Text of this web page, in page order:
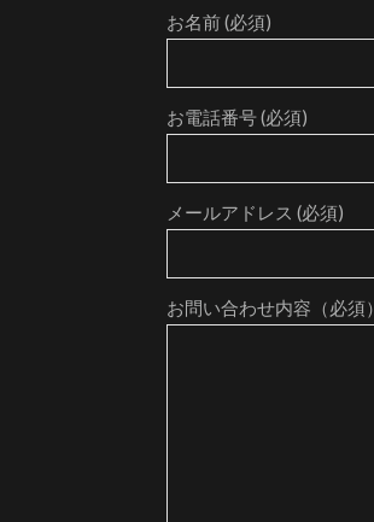
お名前 (必須)
お電話番号 (必須)
メールアドレス (必須)
お問い合わせ内容（必須）